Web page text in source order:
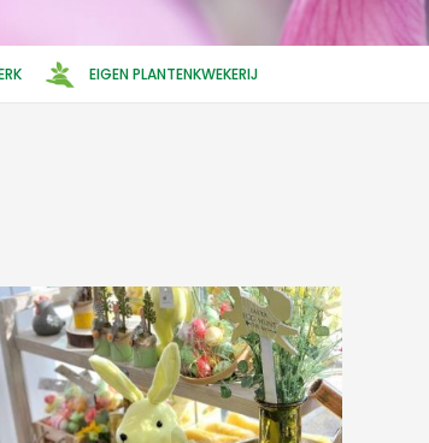
EIGEN PLANTENKWEKERIJ